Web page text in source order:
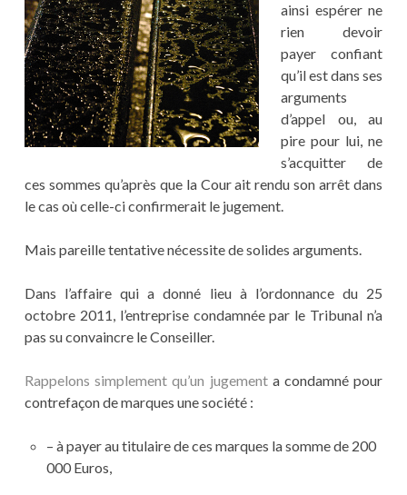
ainsi espérer ne
rien devoir
payer confiant
qu’il est dans ses
arguments
d’appel ou, au
pire pour lui, ne
s’acquitter de
ces sommes qu’après que la Cour ait rendu son arrêt dans
le cas où celle-ci confirmerait le jugement.
Mais pareille tentative nécessite de solides arguments.
Dans l’affaire qui a donné lieu à l’ordonnance du 25
octobre 2011, l’entreprise condamnée par le Tribunal n’a
pas su convaincre le Conseiller.
Rappelons simplement qu’un jugementa condamné pour
contrefaçon de marques une société :
– à payer au titulaire de ces marques la somme de 200
000 Euros,